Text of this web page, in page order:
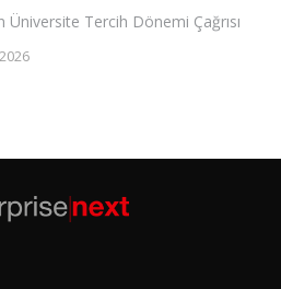
Üniversite Tercih Dönemi Çağrısı